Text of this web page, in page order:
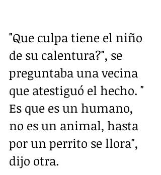
"Que culpa tiene el niño
de su calentura?", se
preguntaba una vecina
que atestiguó el hecho. "
Es que es un humano,
no es un animal, hasta
por un perrito se llora",
dijo otra.